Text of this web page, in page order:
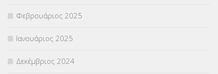
Φεβρουάριος 2025
Ιανουάριος 2025
Δεκέμβριος 2024